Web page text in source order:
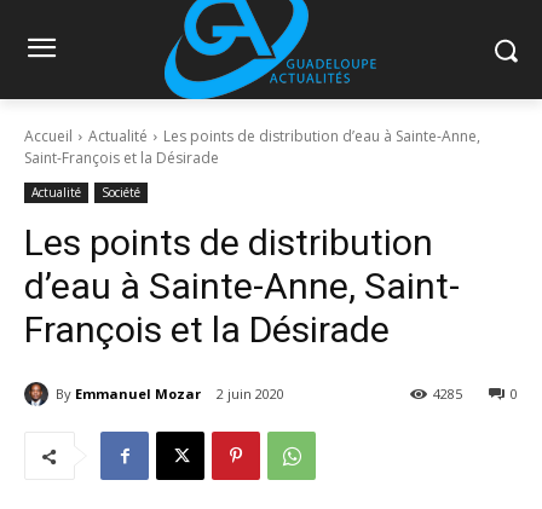
Accueil Actualité
Les points de distribution d’eau à Sainte-Anne,
Saint-François et la Désirade
Actualité Société
Les points de distribution
d’eau à Sainte-Anne, Saint-
François et la Désirade
By Emmanuel Mozar 2 juin 2020 0
4285